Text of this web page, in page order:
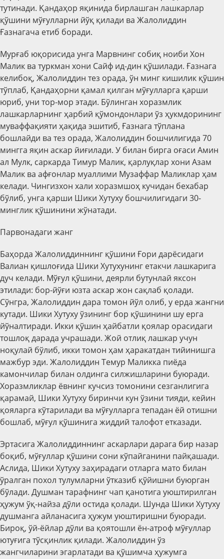
тутинади. Қандаҳор яқинида бирлашган лашкарлар
қўшини мўғулларни йўқ қилади ва Жалолиддин
Ғазнагача етиб боради.
Мурғаб юқорисида унга Марвнинг собиқ ноиби Хон
Малик ва туркман хони Сайф ид-дин қўшилади. Ғазнага
келибоқ, Жалолиддин тез орада, ўн минг кишилик қўшин
тўплаб, Қандаҳорни қамал қилган мўғулларга қарши
юриб, уни тор-мор этади. Бўлинган хоразмлик
лашкарларнинг ҳарбий қўмондонлари ўз ҳукмдорининг
муваффақияти ҳақида эшитиб, Ғазнага тўплана
бошлайди ва тез орада, Жалолиддин бошчилигида 70
мингга яқин аскар йиғилади. У билан бирга оғаси Амин
ал Мулк, саркарда Тимур Малик, қарлуқлар хони Азам
Малик ва афғонлар муаллими Музаффар Маликлар ҳам
келади. Чингизхон хали хоразмшоҳ кучидан бехабар
бўлиб, унга қарши Шики Хутуху бошчилигидаги 30-
минглик қўшинини жўнатади.
Парвонадаги жанг
Баҳорда Жалолиддиннинг қўшини Ғори дарёсидаги
Валиан қишлоғида Шики Хутухунинг етакчи лашкарига
дуч келади. Мўғул қўшини, деярли бутунлай яксон
этилади: бор-йўғи юзта аскар жон сақлаб қолади.
Сўнгра, Жалолиддин дара томон йўл олиб, у ерда жангни
кутади. Шики Хутуху ўзининг бор қўшинини шу ерга
йўналтиради. Икки қўшин ҳайбатли қоялар орасидаги
тошлоқ дарада учрашади. Жой отлиқ лашкар учун
ноқулай бўлиб, икки томон ҳам ҳаракатдан тийинишга
мажбур эди. Жалолиддин Темур Маликка пиёда
камончилар билан олдинга силжишларини буюради.
Хоразмликлар ёвнинг кучсиз томонини сезганлигига
қарамай, Шики Хутуху биринчи кун ўзини тияди, кейин
қояларга кўтарилади ва мўғулларга тепадан ёй отишни
бошлаб, мўғул қўшинига жиддий талофот етказади.
Эртасига Жалолиддиннинг аскарлари дарага бир назар
боқиб, мўғуллар қўшини сони кўпайганини пайқашади.
Аслида, Шики Хутуху заҳирадаги отларга мато билан
ўралган похол тулумларни ўтказиб қўйишни буюрган
бўлади. Душман тарафнинг чап қанотига уюштирилган
ҳужум ўқ-найза дўли остида қолади. Шунда Шики Хутуху
душманга айланасига ҳужум уюштиришни буюради.
Бироқ, ўй-ёйлар дўли ва қоятошли ён-атроф мўғуллар
ютуғига тўсқинлик қилади. Жалолиддин ўз
жангчиларини эгарлатади ва қўшимча ҳужумга